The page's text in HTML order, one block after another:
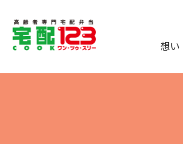
想い